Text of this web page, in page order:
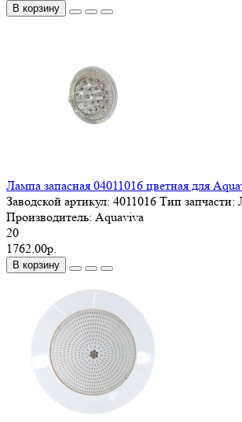
В корзину
Лампа запасная 04011016 цветная для
Заводской артикул: 4011016 Тип запчасти:
Производитель: Aquaviva
20
1762.00р.
В корзину